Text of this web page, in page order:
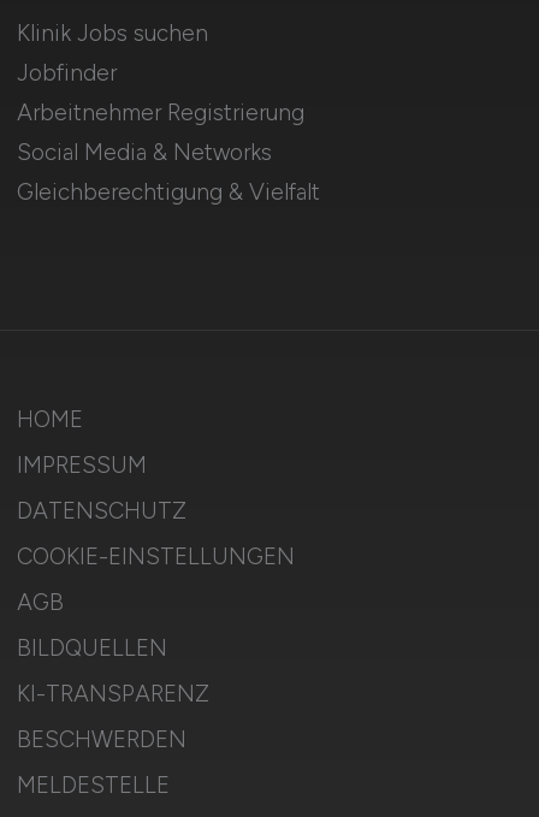
Klinik Jobs suchen
Jobfinder
Arbeitnehmer Registrierung
Social Media & Networks
Gleichberechtigung & Vielfalt
HOME
IMPRESSUM
DATENSCHUTZ
COOKIE-EINSTELLUNGEN
AGB
BILDQUELLEN
KI-TRANSPARENZ
BESCHWERDEN
MELDESTELLE